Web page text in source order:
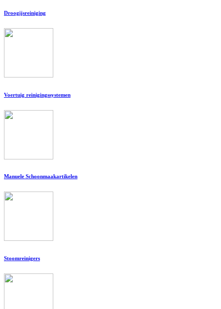
Droogijsreiniging
Voertuig reinigingssystemen
Manuele Schoonmaakartikelen
Stoomreinigers